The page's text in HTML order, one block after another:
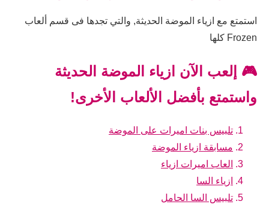
استمتع مع ازياء الموضة الحديثة, والتي تجدها فى قسم ألعاب
Frozen كلها
🎮 إلعب الآن ازياء الموضة الحديثة
واستمتع بأفضل الألعاب الأخرى!
تلبيس بنات اميرات على الموضة
مسابقة ازياء الموضة
العاب اميرات ازياء
ازياء السا
تلبيس السا الحامل